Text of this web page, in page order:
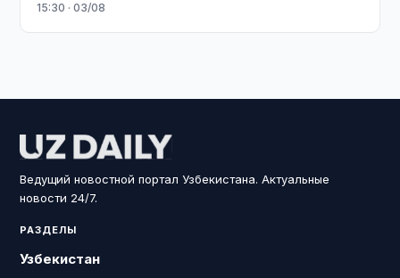
15:30 · 03/08
Ведущий новостной портал Узбекистана. Актуальные
новости 24/7.
РАЗДЕЛЫ
Узбекистан